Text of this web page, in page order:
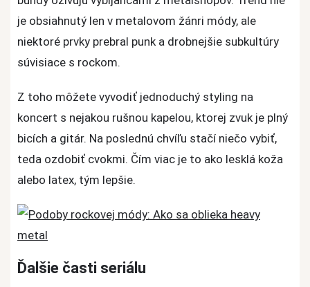
je obsiahnutý len v metalovom žánri módy, ale
niektoré prvky prebral punk a drobnejšie subkultúry
súvisiace s rockom.
Z toho môžete vyvodiť jednoduchý styling na
koncert s nejakou rušnou kapelou, ktorej zvuk je plný
bicích a gitár. Na poslednú chvíľu stačí niečo vybiť,
teda ozdobiť cvokmi. Čím viac je to ako lesklá koža
alebo latex, tým lepšie.
Ďalšie časti seriálu